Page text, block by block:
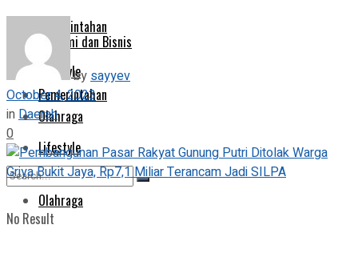
Pemerintahan
Lifestyle
Olahraga
No Result
Ekonomi dan Bisnis
Pemerintahan
Lifestyle
Olahraga
bysayyev
October 4, 2023
inDaerah
0